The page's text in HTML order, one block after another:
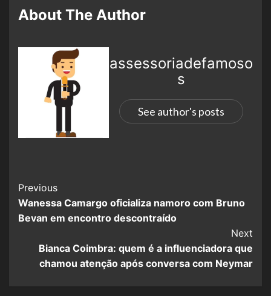
About The Author
assessoriadefamoso
s
See author's posts
Previous
Wanessa Camargo oficializa namoro com Bruno
Bevan em encontro descontraído
Next
Bianca Coimbra: quem é a influenciadora que
chamou atenção após conversa com Neymar